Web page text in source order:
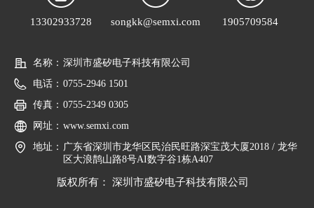
13302933728 songkk@semxi.com 1905709584
名称： 深圳市盛矽电子科技有限公司
电话： 0755-2946 1501
传真： 0755-2349 0305
网址： www.semxi.com
地址： 广东省深圳市龙华区民治民旺路深宝茂大厦2018 / 龙华
区大浪鹊山路8号AI数字谷1栋A407
版权所有： 深圳市盛矽电子科技有限公司